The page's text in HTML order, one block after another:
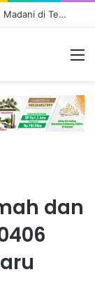
Rutinitas Jum’at Berkah PT.Potensi Berkah Madani di Tebo, Salurkan Bantuan ke Masyarakat
dan